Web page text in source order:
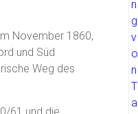
November 1860,
und Süd
Weg des
61 und die